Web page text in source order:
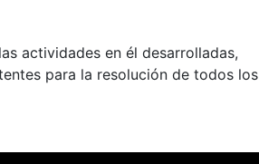
actividades en él desarrolladas,
para la resolución de todos los